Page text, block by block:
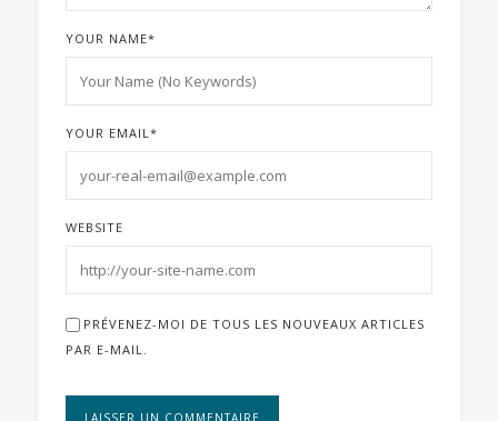
YOUR NAME*
YOUR EMAIL*
WEBSITE
PRÉVENEZ-MOI DE TOUS LES NOUVEAUX ARTICLES
PAR E-MAIL.